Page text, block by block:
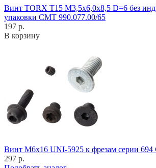
Винт TORX T15 M3,5x6,0x8,5 D=6 без
упаковки CMT 990.077.00/65
197 р.
В корзину
Винт M6x16 UNI-5925 к фрезам серии 694
297 р.